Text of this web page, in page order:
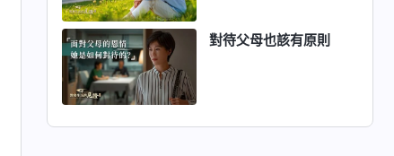
對待父母也該有原則